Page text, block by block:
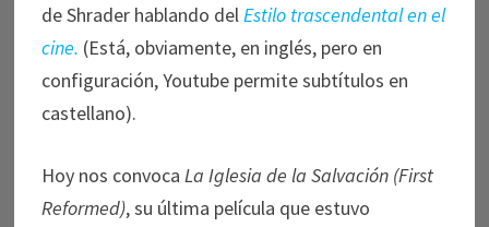
de Shrader hablando del Estilo trascendental en el
cine. (Está, obviamente, en inglés, pero en
configuración, Youtube permite subtítulos en
castellano).
Hoy nos convoca La Iglesia de la Salvación (First
Reformed), su última película que estuvo